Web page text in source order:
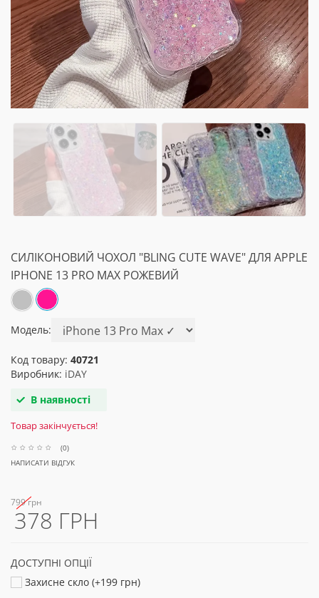
СИЛІКОНОВИЙ ЧОХОЛ "BLING CUTE WAVE" ДЛЯ APPLE
IPHONE 13 PRO MAX РОЖЕВИЙ
Модель:
Код товару: 40721
Виробник: iDAY
В наявності
Товар закінчується!
(0)
НАПИСАТИ ВІДГУК
799 грн
378 ГРН
ДОСТУПНІ ОПЦІЇ
Захисне скло (+199 грн)